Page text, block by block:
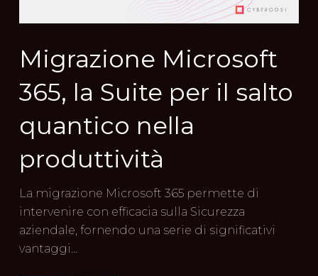
Migrazione Microsoft
365, la Suite per il salto
quantico nella
produttività
La migrazione Microsoft 365 permette di
intervenire con efficacia sulla Sicurezza
aziendale, fornendo una serie di significativi
vantaggi…